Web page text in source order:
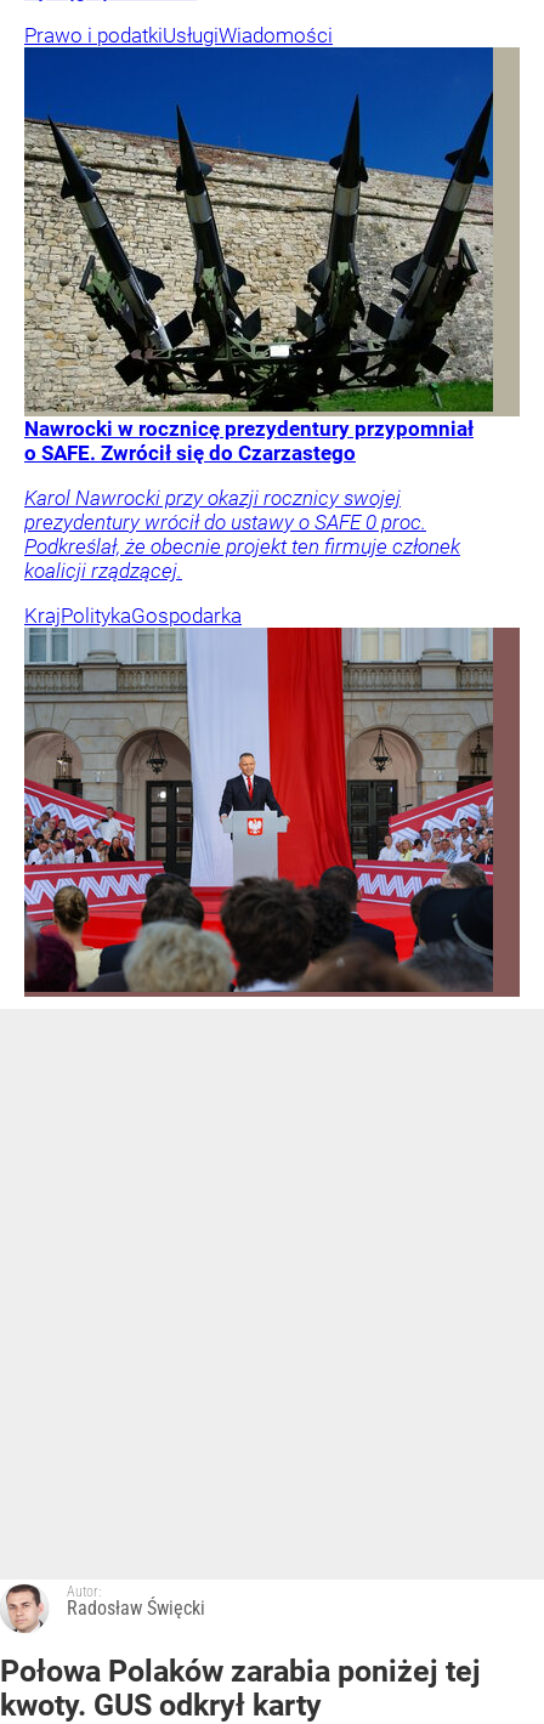
Prawo i podatkiUsługiWiadomości
Nawrocki w rocznicę prezydentury przypomniał
o SAFE. Zwrócił się do Czarzastego
Karol Nawrocki przy okazji rocznicy swojej
prezydentury wrócił do ustawy o SAFE 0 proc.
Podkreślał, że obecnie projekt ten firmuje członek
koalicji rządzącej.
KrajPolitykaGospodarka
Autor:
Radosław Święcki
Połowa Polaków zarabia poniżej tej
kwoty. GUS odkrył karty